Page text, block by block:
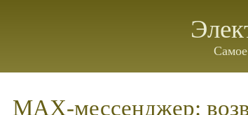
MAX‑мессенджер: